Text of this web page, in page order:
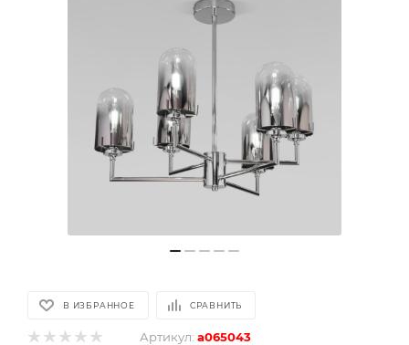
В ИЗБРАННОЕ СРАВНИТЬ
Артикул: a065043